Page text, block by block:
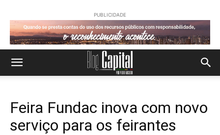
PUBLICIDADE
Feira Fundac inova com novo
serviço para os feirantes